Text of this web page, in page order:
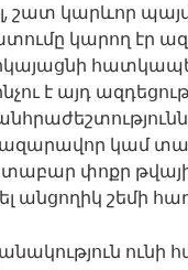
շատ կարևոր
կարող էր
է այդ
կամ
փոքր
անցողիկ շեմի
ունի